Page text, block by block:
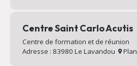
Centre Saint Carlo Acutis
Centre de formation et de réunion
Adresse : 83980 Le Lavandou
Plan